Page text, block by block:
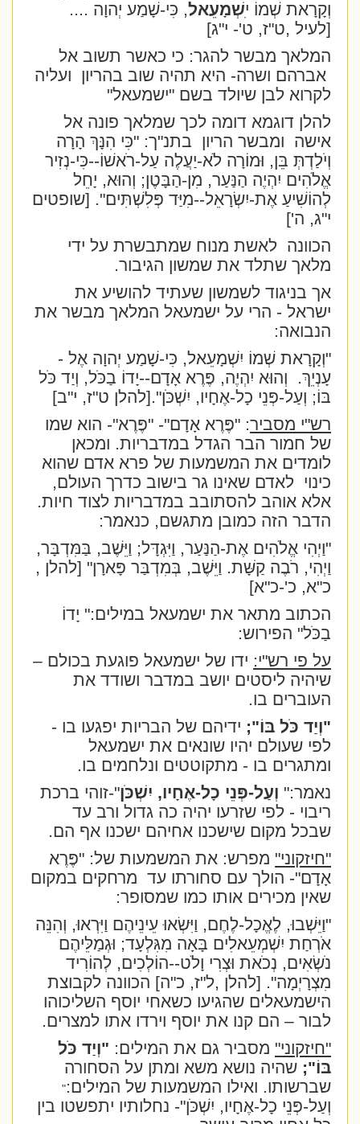
וְקָרָאת שְׁמוֹ יִשְׁמָעֵאל, כִּי-שָׁמַע יְהוָה ....
[לעיל ,ט"ז, ט'- י"ג]
המלאך מבשר להגר: כי כאשר תשוב אל
אברהם ושרה- היא תהיה שוב בהריון ועליה
לקרוא לבן שיולד בשם "ישמעאל"
להלן דוגמא דומה לכך שמלאך פונה אל
אישה ומבשר הריון בתנ"ך: " כִּי הִנָּךְ הָרָה
וְיֹלַדְתְּ בֵּן, וּמוֹרָה לֹא-יַעֲלֶה עַל-רֹאשׁוֹ--כִּי-נְזִיר
אֱלֹהִים יִהְיֶה הַנַּעַר, מִן-הַבָּטֶן; וְהוּא, יָחֵל
לְהוֹשִׁיעַ אֶת-יִשְׂרָאֵל--מִיַּד פְּלִשְׁתִּים". [שופטים
י"ג, ה']
הכוונה לאשת מנוח שמתבשרת על ידי
מלאך שתלד את שמשון הגיבור.
אך בניגוד לשמשון שעתיד להושיע את
ישראל - הרי על ישמעאל המלאך מבשר את
הנבואה:
"וְקָרָאת שְׁמוֹ יִשְׁמָעֵאל, כִּי-שָׁמַע יְהוָה אֶל -
עָנְיֵךְ. וְהוּא יִהְיֶה, פֶּרֶא אָדָם--יָדוֹ בַכֹּל, וְיַד כֹּל
בּוֹ; וְעַל-פְּנֵי כָל-אֶחָיו, יִשְׁכֹּן".[להלן ט"ז, י"ב]
רש"י מסביר:"פֶּרֶא אָדָם"-"פֶּרֶא"- הוא שמו
של חמור הבר הגדל במדבריות. ומכאן
לומדים את המשמעות של פרא אדם שהוא
כינוי לאדם שאינו גר בישוב כדרך העולם,
אלא אוהב להסתובב במדבריות לצוד חיות.
הדבר הזה כמובן מתגשם, כנאמר:
"וַיְהִי אֱלֹהִים אֶת-הַנַּעַר, וַיִּגְדָּל; וַיֵּשֶׁב, בַּמִּדְבָּר,
וַיְהִי, רֹבֶה קַשָּׁת. וַיֵּשֶׁב, בְּמִדְבַּר פָּארָן" [להלן ,
כ"א, כ'-כ"א]
הכתוב מתאר את ישמעאל במילים:"יָדוֹ
בַכֹּל"הפירוש:
על פי רש"י:ידו של ישמעאל פוגעת בכולם –
שיהיה ליסטים יושב במדבר ושודד את
העוברים בו.
"וְיַד כֹּל בּוֹ"; ידיהם של הבריות יפגעו בו -
לפי שעולם יהיו שונאים את ישמעאל
ומתגרים בו - מתקוטטים ונלחמים בו.
נאמר:"וְעַל-פְּנֵי כָל-אֶחָיו, יִשְׁכֹּן"-זוהי ברכת
ריבוי - לפי שזרעו יהיה כה גדול ורב עד
שבכל מקום שישכנו אחיהם ישכנו אף הם.
"חיזקוני"מפרש: את המשמעות של:"פֶּרֶא
אָדָם"- הולך עם סחורתו עד מרחקים במקום
שאין מכירים אותו כמו שמסופר:
"וַיֵּשְׁבוּ, לֶאֱכָל-לֶחֶם, וַיִּשְׂאוּ עֵינֵיהֶם וַיִּרְאוּ, וְהִנֵּה
אֹרְחַת יִשְׁמְעֵאלִים בָּאָה מִגִּלְעָד; וּגְמַלֵּיהֶם
נֹשְׂאִים, נְכֹאת וּצְרִי וָלֹט--הוֹלְכִים, לְהוֹרִיד
מִצְרָיְמָה".[להלן ,ל"ז, כ"ה] הכוונה לקבוצת
הישמעאלים שהגיעו כשאחי יוסף השליכוהו
לבור – הם קנו את יוסף וירדו אתו למצרים.
"חיזקוני"מסביר גם את המילים: "וְיַד כֹּל
בּוֹ";שהיה נושא משא ומתן על הסחורה
שברשותו. ואילו המשמעות של המילים:"
וְעַל-פְּנֵי כָל-אֶחָיו, יִשְׁכֹּן"- נחלותיו יתפשטו בין